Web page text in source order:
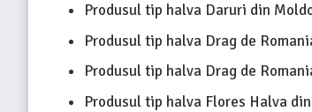
Produsul tip halva Daruri din
Produsul tip halva Drag de
Produsul tip halva Drag de
Produsul tip halva Flores Halva